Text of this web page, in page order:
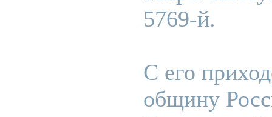
5769-й.
С его
общину